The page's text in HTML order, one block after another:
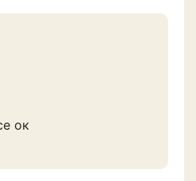
ок
и по хорошей цене.
Благодарю!